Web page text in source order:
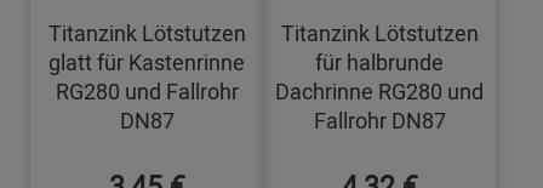
Titanzink Lötstutzen
glatt für Kastenrinne
RG280 und Fallrohr
DN87
Titanzink Lötstutzen
für halbrunde
Dachrinne RG280 und
Fallrohr DN87